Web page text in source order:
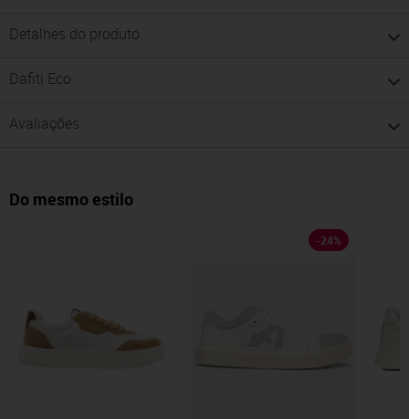
Detalhes do produto
Dafiti Eco
Avaliações
Do mesmo estilo
-24%